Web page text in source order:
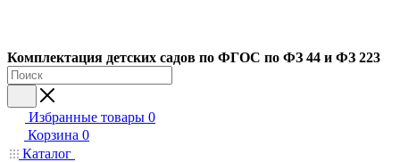
Комплектация детских садов по ФГОC по ФЗ 44 и ФЗ 223
Избранные товары 0
Корзина 0
Каталог